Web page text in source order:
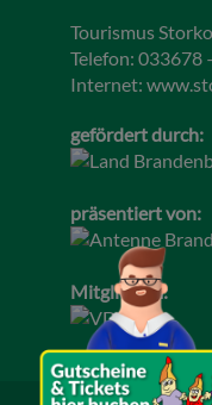
Tourismus
Telefon: 033678
Internet:
gefördert durch:
präsentiert von:
Mitglied im: